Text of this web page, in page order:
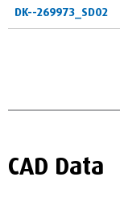
DK--269973_SD02
CAD Data